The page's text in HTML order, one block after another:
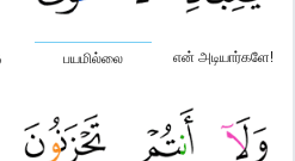
என் அடியார்களே!
பயமில்லை